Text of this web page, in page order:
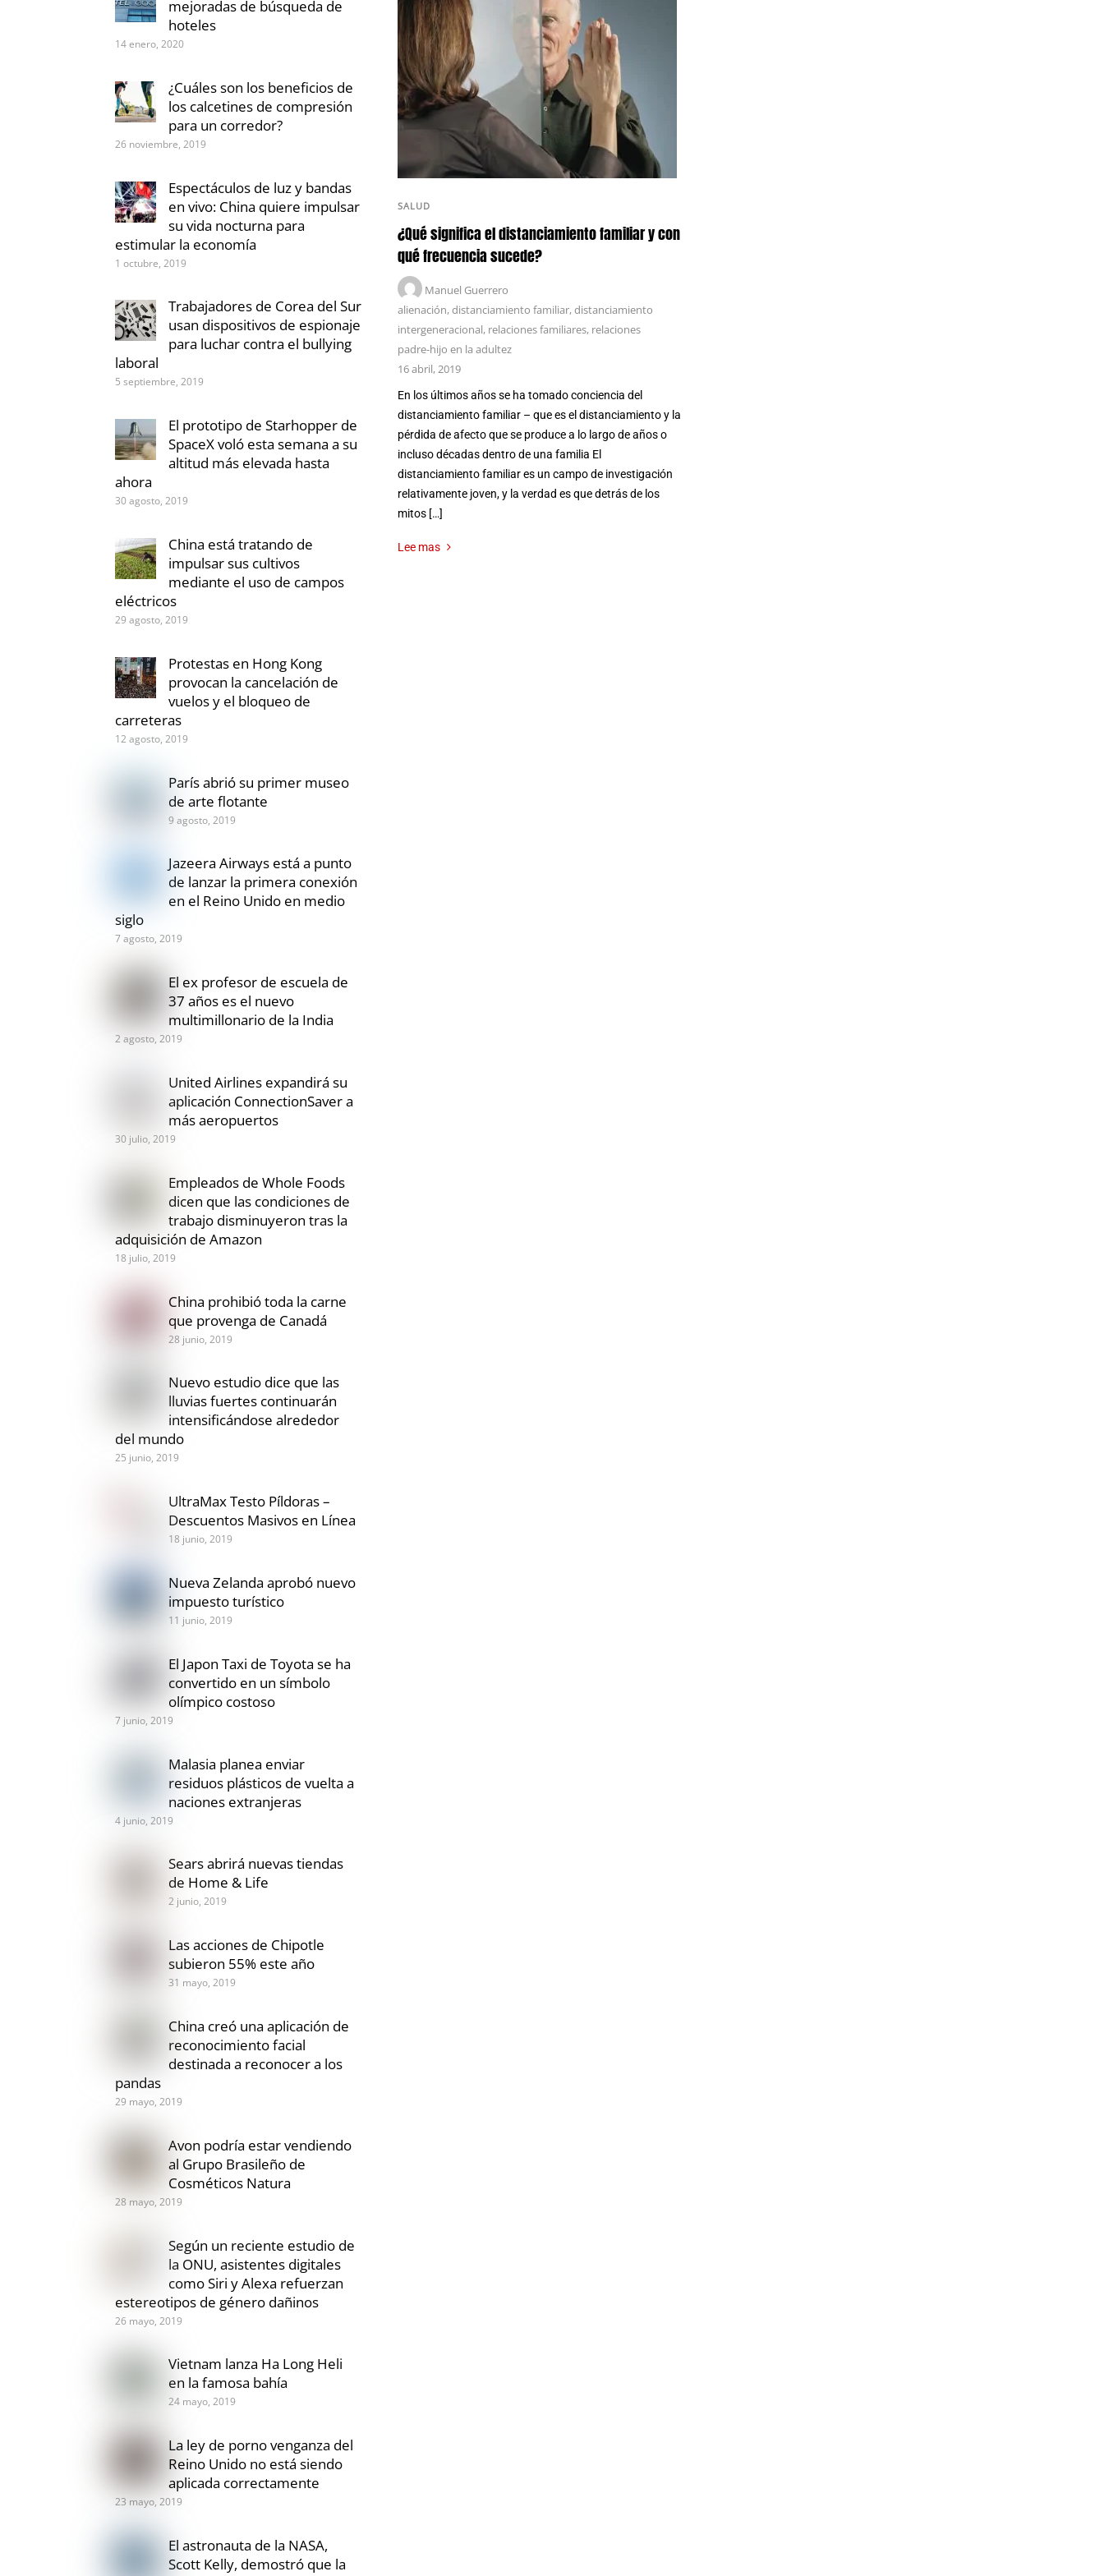
SALUD
¿Qué significa el distanciamiento familiar y con
qué frecuencia sucede?
Manuel Guerrero
alienación,distanciamiento familiar,distanciamiento
intergeneracional, relaciones familiares, relaciones
padre-hijo en la adultez
16 abril, 2019
En los últimos años se ha tomado conciencia del
distanciamiento familiar – que es el distanciamiento y la
pérdida de afecto que se produce a lo largo de años o
incluso décadas dentro de una familia El
distanciamiento familiar es un campo de investigación
relativamente joven, y la verdad es que detrás de los
mitos […]
Lee mas
mejoradas de búsqueda de
hoteles
14 enero, 2020
¿Cuáles son los beneficios de
los calcetines de compresión
para un corredor?
26 noviembre, 2019
Espectáculos de luz y bandas
en vivo: China quiere impulsar
su vida nocturna para
estimular la economía
1 octubre, 2019
Trabajadores de Corea del Sur
usan dispositivos de espionaje
para luchar contra el bullying
laboral
5 septiembre, 2019
El prototipo de Starhopper de
SpaceX voló esta semana a su
altitud más elevada hasta
ahora
30 agosto, 2019
China está tratando de
impulsar sus cultivos
mediante el uso de campos
eléctricos
29 agosto, 2019
Protestas en Hong Kong
provocan la cancelación de
vuelos y el bloqueo de
carreteras
12 agosto, 2019
París abrió su primer museo
de arte flotante
9 agosto, 2019
Jazeera Airways está a punto
de lanzar la primera conexión
en el Reino Unido en medio
siglo
7 agosto, 2019
El ex profesor de escuela de
37 años es el nuevo
multimillonario de la India
2 agosto, 2019
United Airlines expandirá su
aplicación ConnectionSaver a
más aeropuertos
30 julio, 2019
Empleados de Whole Foods
dicen que las condiciones de
trabajo disminuyeron tras la
adquisición de Amazon
18 julio, 2019
China prohibió toda la carne
que provenga de Canadá
28 junio, 2019
Nuevo estudio dice que las
lluvias fuertes continuarán
intensificándose alrededor
del mundo
25 junio, 2019
UltraMax Testo Píldoras –
Descuentos Masivos en Línea
18 junio, 2019
Nueva Zelanda aprobó nuevo
impuesto turístico
11 junio, 2019
El Japon Taxi de Toyota se ha
convertido en un símbolo
olímpico costoso
7 junio, 2019
Malasia planea enviar
residuos plásticos de vuelta a
naciones extranjeras
4 junio, 2019
Sears abrirá nuevas tiendas
de Home & Life
2 junio, 2019
Las acciones de Chipotle
subieron 55% este año
31 mayo, 2019
China creó una aplicación de
reconocimiento facial
destinada a reconocer a los
pandas
29 mayo, 2019
Avon podría estar vendiendo
al Grupo Brasileño de
Cosméticos Natura
28 mayo, 2019
Según un reciente estudio de
la ONU, asistentes digitales
como Siri y Alexa refuerzan
estereotipos de género dañinos
26 mayo, 2019
Vietnam lanza Ha Long Heli
en la famosa bahía
24 mayo, 2019
La ley de porno venganza del
Reino Unido no está siendo
aplicada correctamente
23 mayo, 2019
El astronauta de la NASA,
Scott Kelly, demostró que la